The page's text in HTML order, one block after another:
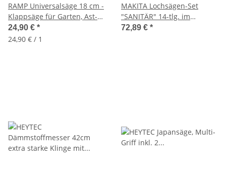
RAMP Universalsäge 18 cm -
Klappsäge für Garten, Ast-
und Baumschnitt
24,90 € *
24,90 € / 1
MAKITA Lochsägen-Set
"SANITÄR" 14-tlg. im
Metallkoffer, D-47298
72,89 € *